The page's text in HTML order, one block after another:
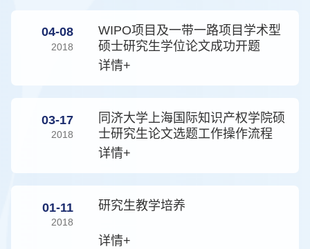
04-08
2018
WIPO项目及一带一路项目学术型
硕士研究生学位论文成功开题
详情+
03-17
2018
同济大学上海国际知识产权学院硕
士研究生论文选题工作操作流程
详情+
01-11
2018
研究生教学培养
详情+